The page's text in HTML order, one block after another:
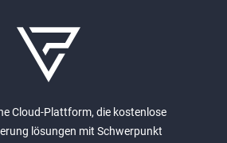
Cloud-Plattform, die kostenlose
lösungen mit Schwerpunkt